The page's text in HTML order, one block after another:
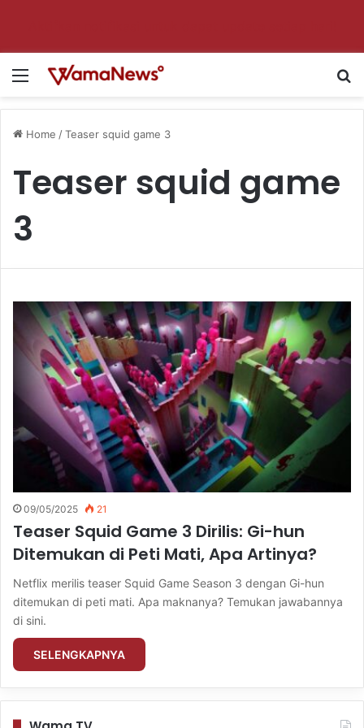
Menu
Home /Teaser squid game 3
Teaser squid game
3
09/05/2025 21
Teaser Squid Game 3 Dirilis: Gi-hun
Ditemukan di Peti Mati, Apa Artinya?
Netflix merilis teaser Squid Game Season 3 dengan Gi-hun
ditemukan di peti mati. Apa maknanya? Temukan jawabannya
di sini.
SELENGKAPNYA